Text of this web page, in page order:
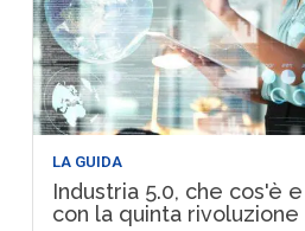
LA GUIDA
Industria 5.0, che cos'è
con la quinta